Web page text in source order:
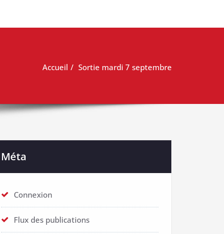
Accueil Sortie mardi 7 septembre
Méta
Connexion
Flux des publications